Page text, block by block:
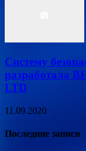
Систему
разработала
LTD
11.09.2020
Последние записи